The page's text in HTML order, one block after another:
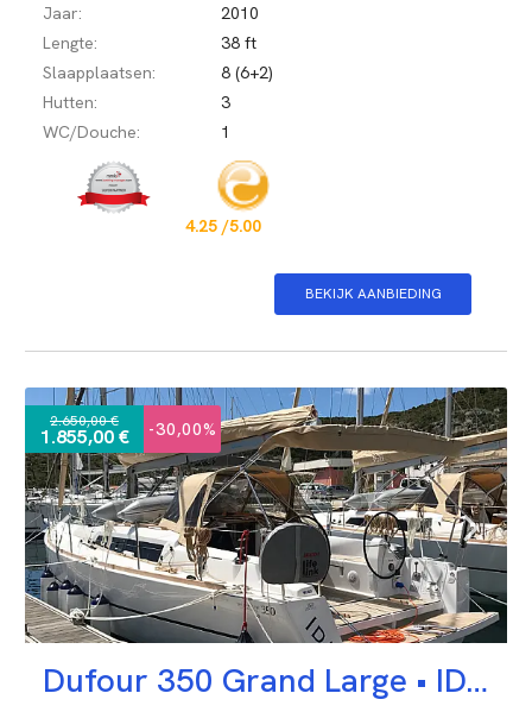
Jaar:
2010
Lengte:
38 ft
Slaapplaatsen:
8 (6+2)
Hutten:
3
WC/Douche:
1
4.25 /5.00
BEKIJK AANBIEDING
-30,00%
2.650,00 €
1.855,00 €
Dufour 350 Grand Large • IDA (new sails 2023.)